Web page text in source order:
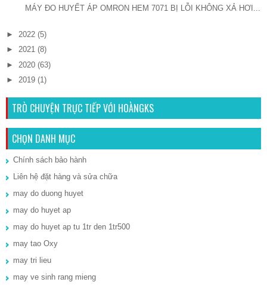
MÁY ĐO HUYẾT ÁP OMRON HEM 7071 BỊ LỖI KHÔNG XẢ HƠI...
► 2022 (5)
► 2021 (8)
► 2020 (63)
► 2019 (1)
TRÒ CHUYỆN TRỰC TIẾP VỚI HOÀNGKS
CHỌN DANH MỤC
Chính sách bảo hành
Liên hệ đặt hàng và sửa chữa
may do duong huyet
may do huyet ap
may do huyet ap tu 1tr den 1tr500
may tao Oxy
may tri lieu
may ve sinh rang mieng